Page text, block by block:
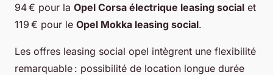
94 € pour la Opel Corsa électrique leasing social et
119 € pour le Opel Mokka leasing social.
Les offres leasing social opel intègrent une flexibilité
remarquable : possibilité de location longue durée